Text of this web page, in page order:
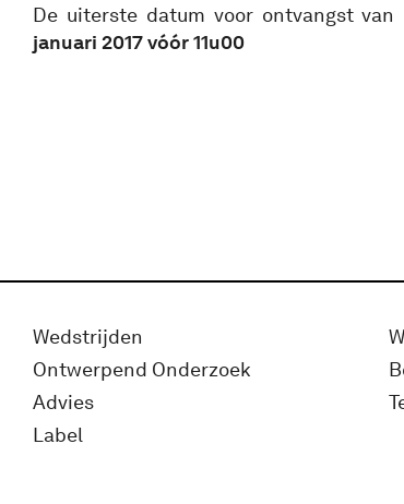
De uiterste datum voor ontvangst van
januari 2017 vóór 11u00
Wedstrijden
Ontwerpend Onderzoek
Advies
Label